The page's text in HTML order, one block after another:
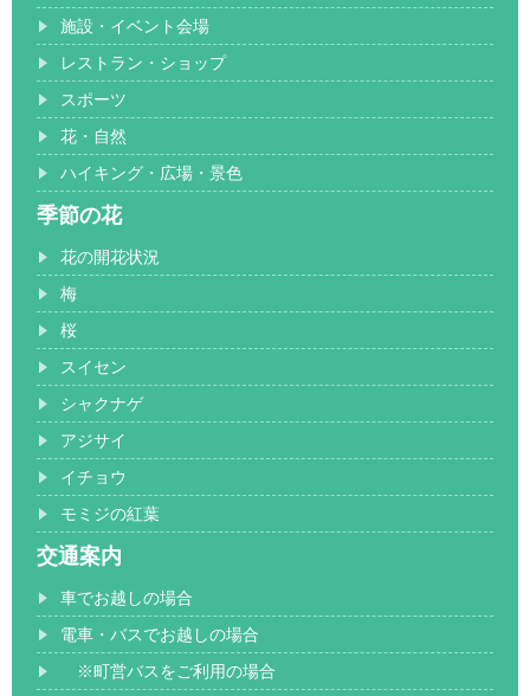
施設・イベント会場
レストラン・ショップ
スポーツ
花・自然
ハイキング・広場・景色
季節の花
花の開花状況
梅
桜
スイセン
シャクナゲ
アジサイ
イチョウ
モミジの紅葉
交通案内
車でお越しの場合
電車・バスでお越しの場合
※町営バスをご利用の場合